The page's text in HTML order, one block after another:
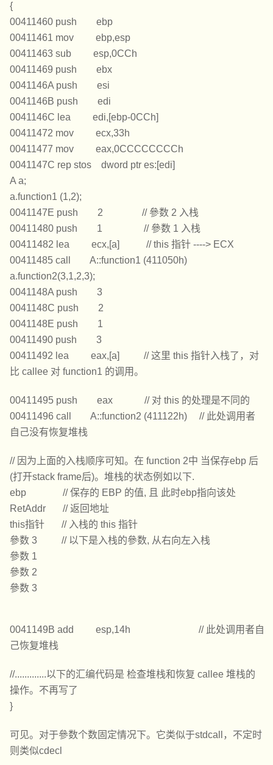
{
00411460 push ebp
00411461 mov ebp,esp
00411463 sub esp,0CCh
00411469 push ebx
0041146A push esi
0041146B push edi
0041146C lea edi,[ebp-0CCh]
00411472 mov ecx,33h
00411477 mov eax,0CCCCCCCCh
0041147C rep stos dword ptr es:[edi]
A a;
a.function1 (1,2);
0041147E push 2 // 參数 2 入栈
00411480 push 1 // 參数 1 入栈
00411482 lea ecx,[a] // this 指针 ----> ECX
00411485 call A::function1 (411050h)
a.function2(3,1,2,3);
0041148A push 3
0041148C push 2
0041148E push 1
00411490 push 3
00411492 lea eax,[a] // 这里 this 指针入栈了，对
比 callee 对 function1 的调用。
00411495 push eax // 对 this 的处理是不同的
00411496 call A::function2 (411122h) // 此处调用者
自己没有恢复堆栈
// 因为上面的入栈顺序可知。在 function 2中 当保存ebp 后
(打开stack frame后)。堆栈的状态例如以下.
ebp // 保存的 EBP 的值, 且 此时ebp指向该处
RetAddr // 返回地址
this指针 // 入栈的 this 指针
參数 3 // 以下是入栈的參数, 从右向左入栈
參数 1
參数 2
參数 3
0041149B add esp,14h // 此处调用者自
己恢复堆栈
//.............以下的汇编代码是 检查堆栈和恢复 callee 堆栈的
操作。不再写了
}
可见。对于參数个数固定情况下。它类似于stdcall，不定时
则类似cdecl